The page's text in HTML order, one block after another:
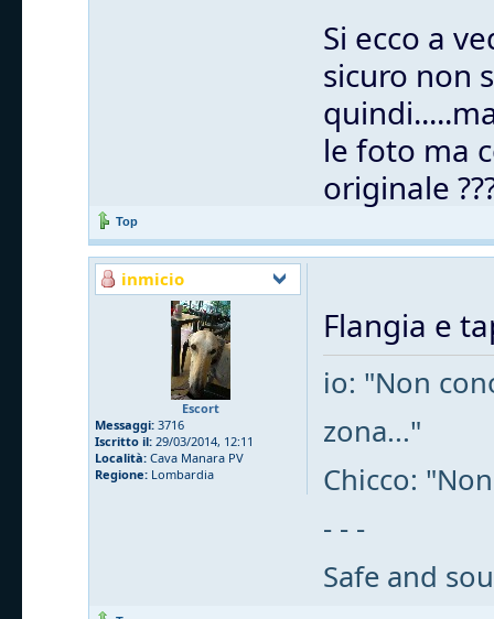
Si ecco a
sicuro non
le foto ma
originale
Top
inmicio
Escort
Messaggi: 3716
Iscritto il: 29/03/2014, 12:11
Località: Cava Manara PV
Regione: Lombardia
Flangia e
io: "Non
zona..."
Chicco:
- - -
Safe and